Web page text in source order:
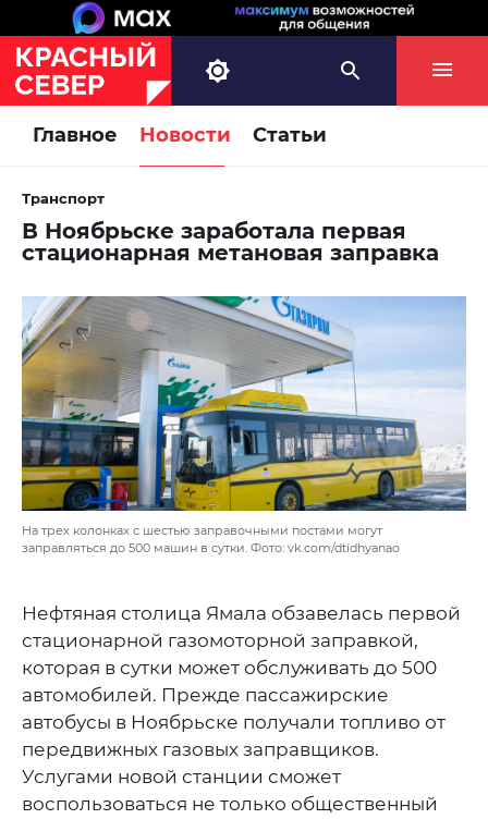
Главное Новости Статьи
Транспорт
В Ноябрьске заработала первая
стационарная метановая заправка
На трех колонках с шестью заправочными постами могут
заправляться до 500 машин в сутки. Фото: vk.com/dtidhyanao
Нефтяная столица Ямала обзавелась первой
стационарной газомоторной заправкой,
которая в сутки может обслуживать до 500
автомобилей. Прежде пассажирские
автобусы в Ноябрьске получали топливо от
передвижных газовых заправщиков.
Услугами новой станции сможет
воспользоваться не только общественный